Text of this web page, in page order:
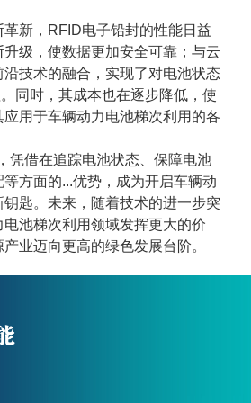
新， RFID电子铅封的性能日益
级，使数据更加安全可靠；与云
技术的融合，实现了对电池状态
同时，其成本也在逐步降低，使
用于车辆动力电池梯次利用的各
，凭借在追踪电池状态、保障电池
方面的...优势，成为开启车辆动
匙。未来，随着技术的进一步突
池梯次利用领域发挥更大的价
业迈向更高的绿色发展台阶。